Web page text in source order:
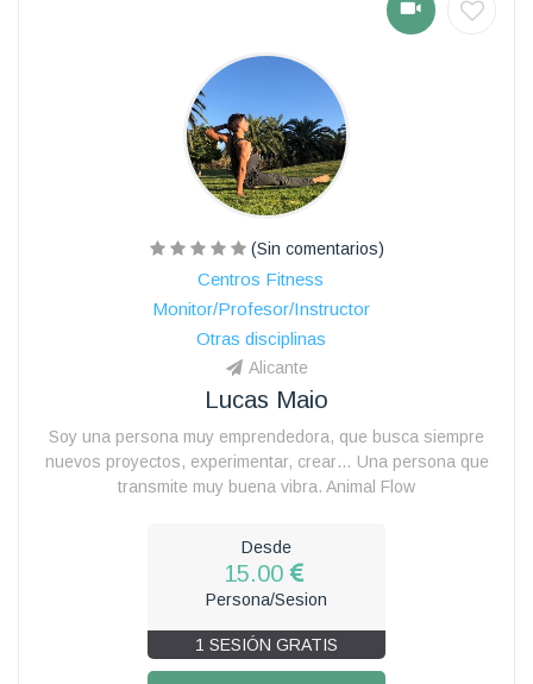
(Sin comentarios)
Centros Fitness
Monitor/Profesor/Instructor
Otras disciplinas
Alicante
Lucas Maio
Soy una persona muy emprendedora, que busca siempre
nuevos proyectos, experimentar, crear… Una persona que
transmite muy buena vibra. Animal Flow
Desde
15.00
Persona/Sesion
1 SESIÓN GRATIS